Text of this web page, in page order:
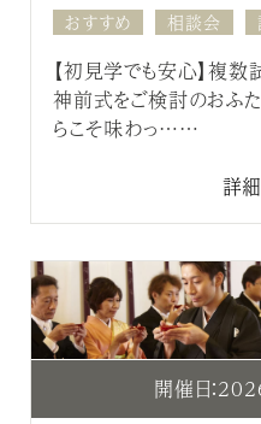
おすすめ 相談会
【初見学でも安心】
神前式をご検討のおふ
らこそ味わっ……
詳
開催日：